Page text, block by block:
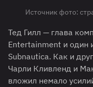
Источник фото:
Тед Гилл — глава
Entertainment и один
Subnautica. Как и
Чарли Кливленд и
вложил немало